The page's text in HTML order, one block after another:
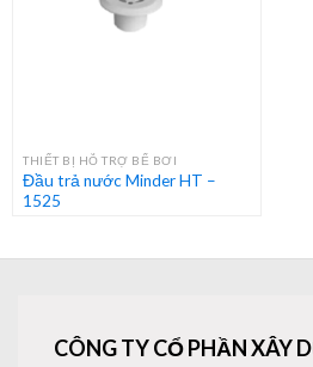
THIẾT BỊ HỖ TRỢ BỂ BƠI
Đầu trả nước Minder HT –
1525
CÔNG TY CỔ PHẦN XÂY